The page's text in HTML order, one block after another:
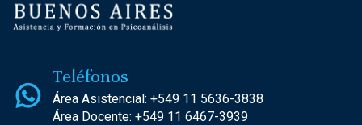
Teléfonos
Área Asistencial: +549 11 5636-3838
Área Docente: +549 11 6467-3939